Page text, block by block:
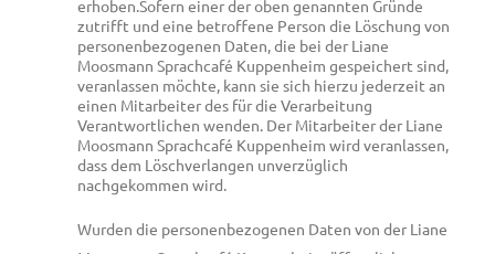
erhoben.Sofern einer der oben genannten Gründe
zutrifft und eine betroffene Person die Löschung von
personenbezogenen Daten, die bei der Liane
Moosmann Sprachcafé Kuppenheim gespeichert sind,
veranlassen möchte, kann sie sich hierzu jederzeit an
einen Mitarbeiter des für die Verarbeitung
Verantwortlichen wenden. Der Mitarbeiter der Liane
Moosmann Sprachcafé Kuppenheim wird veranlassen,
dass dem Löschverlangen unverzüglich
nachgekommen wird.
Wurden die personenbezogenen Daten von der Liane